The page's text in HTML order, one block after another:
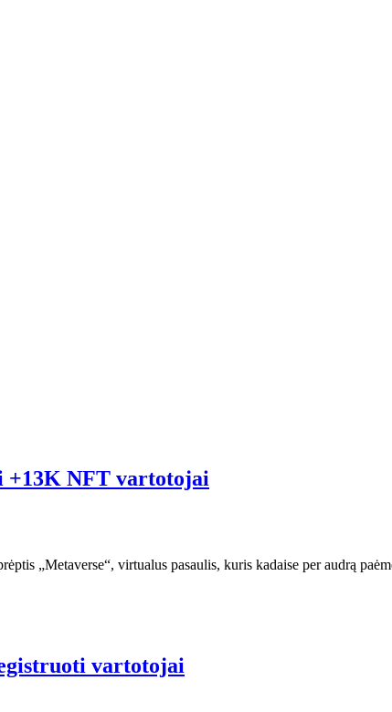
+13K NFT vartotojai
„Metaverse“, virtualus pasaulis, kuris kadaise per audrą
vartotojai